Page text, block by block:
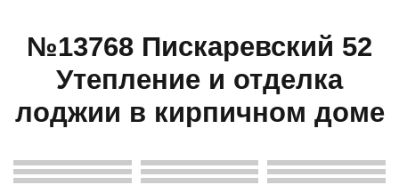
№13768 Пискаревский 52
Утепление и отделка
лоджии в кирпичном доме